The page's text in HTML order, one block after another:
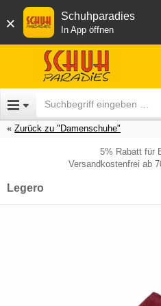
× Schuhparadies
In App öffnen
Zurück zu "Damenschuhe"
5% Rabatt für
Versandkostenfrei ab
Legero